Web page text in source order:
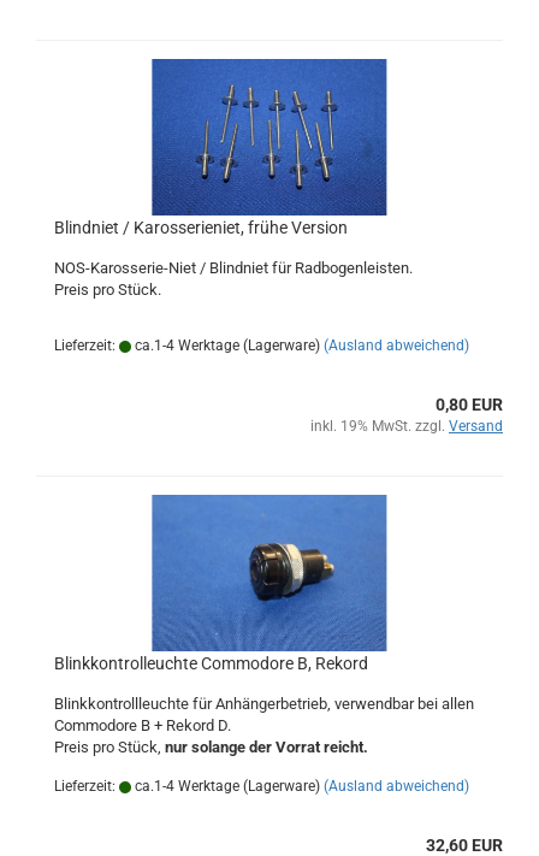
Blindniet / Karosserieniet, frühe Version
NOS-Karosserie-Niet / Blindniet für Radbogenleisten.
Preis pro Stück.
Lieferzeit: ca.1-4 Werktage (Lagerware) (Ausland abweichend)
0,80 EUR
inkl. 19% MwSt. zzgl. Versand
Blinkkontrolleuchte Commodore B, Rekord
Blinkkontrollleuchte für Anhängerbetrieb, verwendbar bei allen
Commodore B + Rekord D.
Preis pro Stück, nur solange der Vorrat reicht.
Lieferzeit: ca.1-4 Werktage (Lagerware) (Ausland abweichend)
32,60 EUR